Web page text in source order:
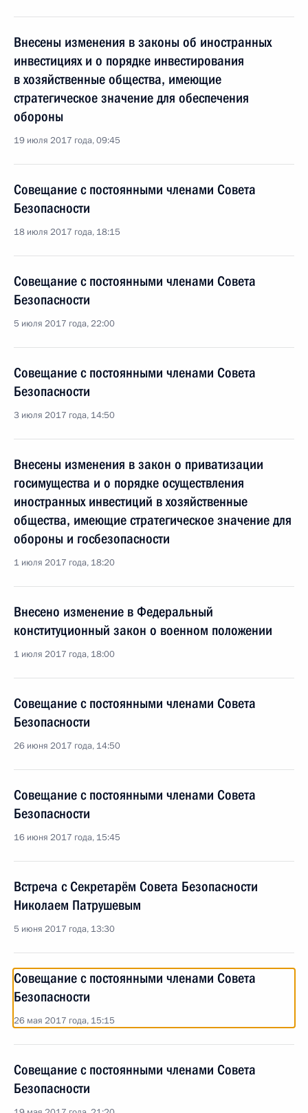
Внесены изменения в законы об иностранных
инвестициях и о порядке инвестирования
в хозяйственные общества, имеющие
стратегическое значение для обеспечения
обороны
19 июля 2017 года, 09:45
Совещание с постоянными членами Совета
Безопасности
18 июля 2017 года, 18:15
Совещание с постоянными членами Совета
Безопасности
5 июля 2017 года, 22:00
Совещание с постоянными членами Совета
Безопасности
3 июля 2017 года, 14:50
Внесены изменения в закон о приватизации
госимущества и о порядке осуществления
иностранных инвестиций в хозяйственные
общества, имеющие стратегическое значение для
обороны и госбезопасности
1 июля 2017 года, 18:20
Внесено изменение в Федеральный
конституционный закон о военном положении
1 июля 2017 года, 18:00
Совещание с постоянными членами Совета
Безопасности
26 июня 2017 года, 14:50
Совещание с постоянными членами Совета
Безопасности
16 июня 2017 года, 15:45
Встреча с Секретарём Совета Безопасности
Николаем Патрушевым
5 июня 2017 года, 13:30
Совещание с постоянными членами Совета
Безопасности
26 мая 2017 года, 15:15
Совещание с постоянными членами Совета
Безопасности